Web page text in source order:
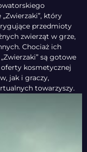
który
przedmioty
zwierząt w grze,
Chociaż ich
są gotowe
kosmetycznej
jak i graczy,
towarzyszy.